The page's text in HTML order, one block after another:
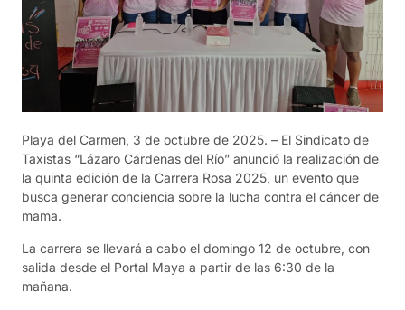
Playa del Carmen, 3 de octubre de 2025. – El Sindicato de
Taxistas “Lázaro Cárdenas del Río” anunció la realización de
la quinta edición de la Carrera Rosa 2025, un evento que
busca generar conciencia sobre la lucha contra el cáncer de
mama.
La carrera se llevará a cabo el domingo 12 de octubre, con
salida desde el Portal Maya a partir de las 6:30 de la
mañana.